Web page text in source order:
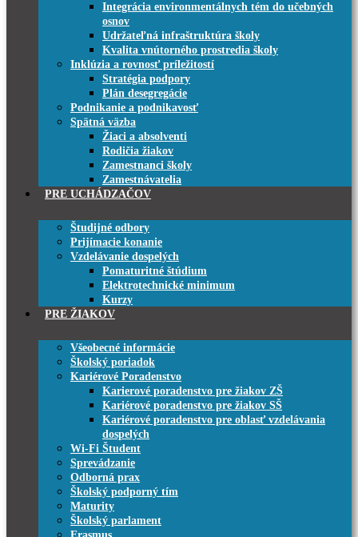
Integrácia environmentálnych tém do učebných
osnov
Udržateľná infraštruktúra školy
Kvalita vnútorného prostredia školy
Inklúzia a rovnosť príležitostí
Stratégia podpory
Plán desegregácie
Podnikanie a podnikavosť
Spätná väzba
Žiaci a absolventi
Rodičia žiakov
Zamestnanci školy
Zamestnávatelia
PRE UCHÁDZAČOV
Študijné odbory
Prijímacie konanie
Vzdelávanie dospelých
Pomaturitné štúdium
Elektrotechnické minimum
Kurzy
PRE ŽIAKOV
Všeobecné informácie
Školský poriadok
Kariérové Poradenstvo
Karierové poradenstvo pre žiakov ZŠ
Kariérové poradenstvo pre žiakov SŠ
Kariérové poradenstvo pre oblasť vzdelávania
dospelých
Wi-Fi Študent
Sprevádzanie
Odborná prax
Školský podporný tím
Maturity
Školský parlament